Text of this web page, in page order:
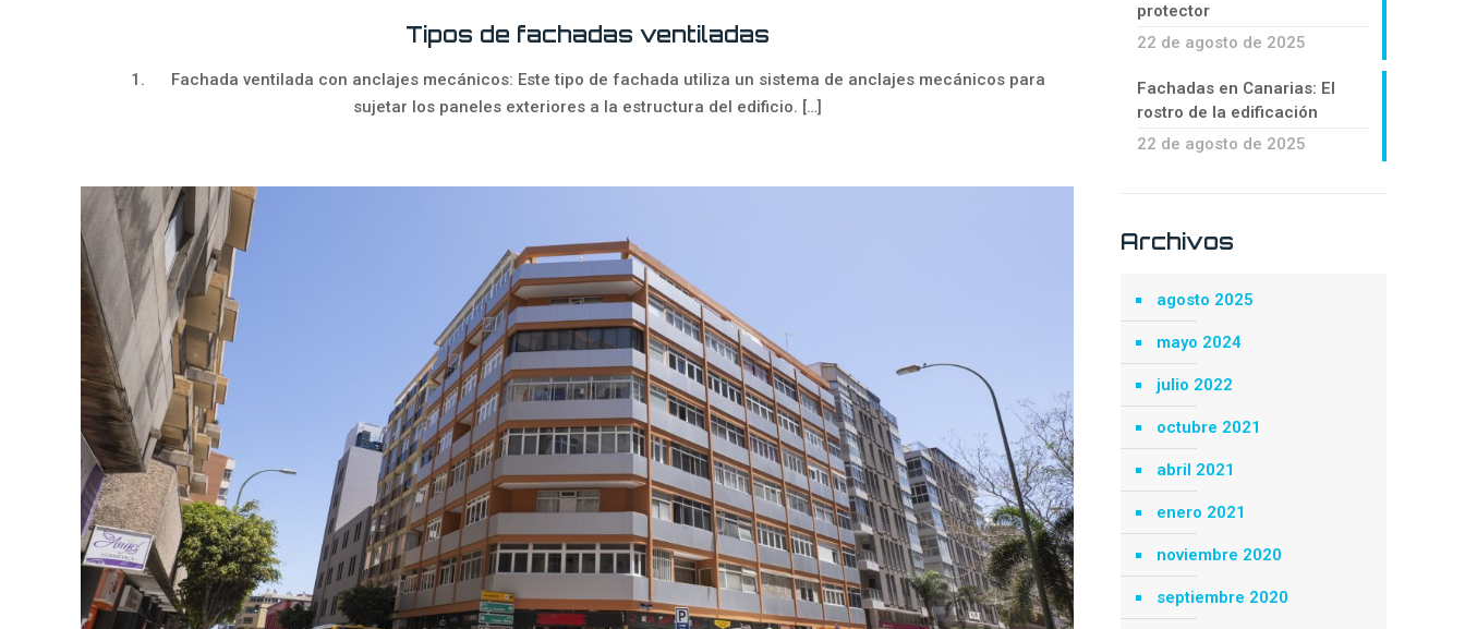
Tipos de fachadas ventiladas
1. Fachada ventilada con anclajes mecánicos: Este tipo de fachada utiliza un sistema de anclajes mecánicos para
sujetar los paneles exteriores a la estructura del edificio. […]
protector
22 de agosto de 2025
Fachadas en Canarias: El
rostro de la edificación
22 de agosto de 2025
Archivos
agosto 2025
mayo 2024
julio 2022
octubre 2021
abril 2021
enero 2021
noviembre 2020
septiembre 2020